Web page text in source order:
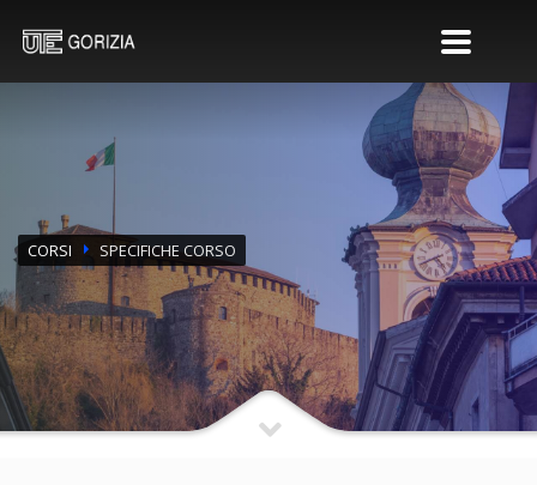
CORSI SPECIFICHE CORSO